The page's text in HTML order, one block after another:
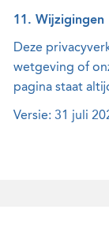
11. Wijzigingen
Deze
wetgeving of
pagina staat
Versie: 31 juli